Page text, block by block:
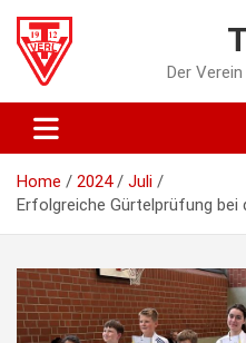
content
Der
Home 2024
Juli
Erfolgreiche Gürtelprüfung bei